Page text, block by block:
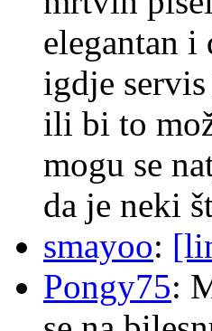
elegantan
igdje
ili bi to
mogu se
da je neki
smayoo:
Pongy75: